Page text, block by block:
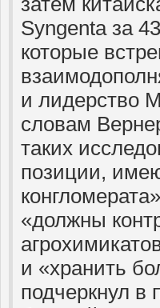
Syngenta за
которые
и лидерство
словам
таких
позиции,
«должны
и «хранить
подчеркнул в